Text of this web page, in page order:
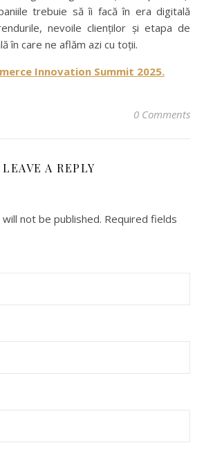
trebuie să îi facă în era digitală
nevoile clienților și etapa de
în care ne aflăm azi cu toții.
Innovation Summit 2025.
0 Comments
LEAVE A REPLY
not be published. Required fields